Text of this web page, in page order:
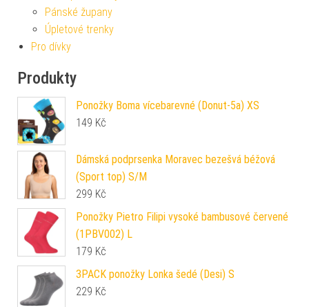
Pánské župany
Úpletové trenky
Pro dívky
Produkty
Ponožky Boma vícebarevné (Donut-5a) XS
149 Kč
Dámská podprsenka Moravec bezešvá béžová
(Sport top) S/M
299 Kč
Ponožky Pietro Filipi vysoké bambusové červené
(1PBV002) L
179 Kč
3PACK ponožky Lonka šedé (Desi) S
229 Kč